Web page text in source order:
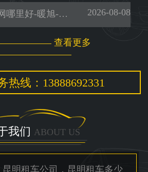
昆明暑假租车网哪里好-暖旭-「便捷安心」 2026-08-08
查看更多
热线：13888692331
我们 ABOUT US
租车公司，昆明租车多少